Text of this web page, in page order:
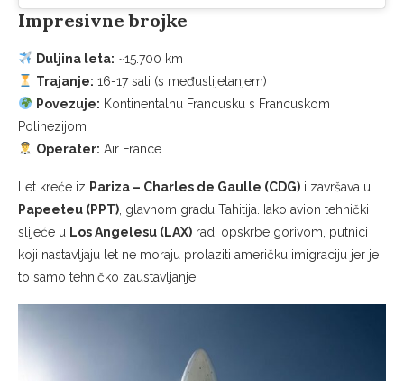
Impresivne brojke
Duljina leta: ~15.700 km
Trajanje: 16-17 sati (s međuslijetanjem)
Povezuje: Kontinentalnu Francusku s Francuskom
Polinezijom
Operater: Air France
Let kreće iz Pariza – Charles de Gaulle (CDG) i završava u
Papeeteu (PPT) , glavnom gradu Tahitija. Iako avion tehnički
slijeće u Los Angelesu (LAX) radi opskrbe gorivom, putnici
koji nastavljaju let ne moraju prolaziti američku imigraciju jer je
to samo tehničko zaustavljanje.